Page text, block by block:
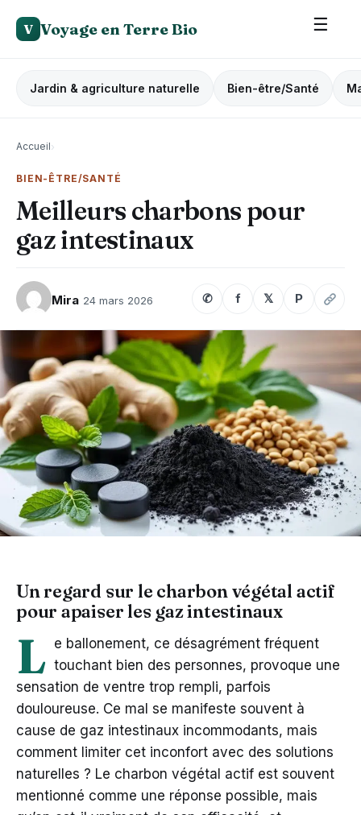
V Voyage en Terre Bio ☰
Jardin & agriculture naturelle Bien-être/Santé
Accueil›
BIEN-ÊTRE/SANTÉ
Meilleurs charbons pour
gaz intestinaux
Mira 24 mars 2026 ✆ f 𝕏 P
Un regard sur le charbon végétal actif
pour apaiser les gaz intestinaux
L e ballonement, ce désagrément fréquent
touchant bien des personnes, provoque une
sensation de ventre trop rempli, parfois
douloureuse. Ce mal se manifeste souvent à
cause de gaz intestinaux incommodants, mais
comment limiter cet inconfort avec des solutions
naturelles ? Le charbon végétal actif est souvent
mentionné comme une réponse possible, mais